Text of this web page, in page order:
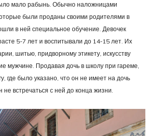
мало рабынь. Обычно наложницами
были проданы своими родителями в
в ней специальное обучение. Девочек
5-7 лет и воспитывали до 14-15 лет. Их
шитью, придворному этикету, искусству
мужчине. Продавая дочь в школу при гареме,
где было указано, что он не имеет на дочь
не встречаться с ней до конца жизни.